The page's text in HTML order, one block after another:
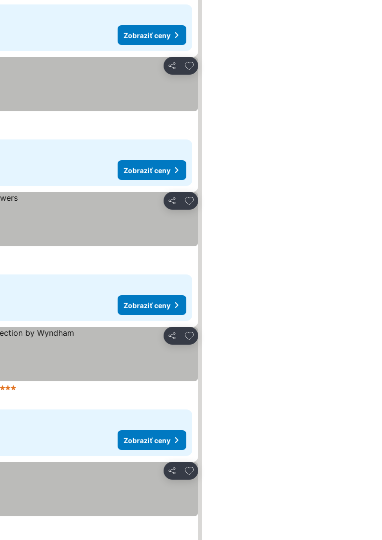
Zobraziť ceny
Zdieľať
Pridať do obľúbených
Zobraziť ceny
Zdieľať
Pridať do obľúbených
Zobraziť ceny
Zdieľať
Pridať do obľúbených
3 Počet hviezdičiek
Zobraziť ceny
Zdieľať
Pridať do obľúbených